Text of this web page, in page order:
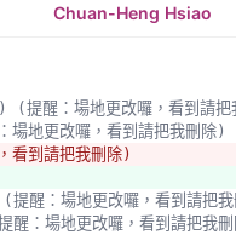
Chuan-Heng Hsiao
(提醒：場地更改囉，看到請
地更改囉，看到請把我刪除)
到請把我刪除)
提醒：場地更改囉，看到請把
醒：場地更改囉，看到請把我